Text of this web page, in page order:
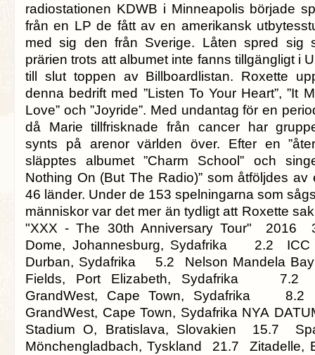
radiostationen KDWB i Minneapolis började
från en LP de fått av en amerikansk
med sig den från Sverige. Låten spred sig
prärien trots att albumet inte fanns tillgängligt i
till slut toppen av Billboardlistan. Roxette
denna bedrift med ”Listen To Your Heart”, ”It
Love” och ”Joyride”. Med undantag för en
då Marie tillfrisknade från cancer har
synts på arenor världen över. Efter en
släpptes albumet ”Charm School” och
Nothing On (But The Radio)” som åtföljdes av
46 länder. Under de 153 spelningarna som
människor var det mer än tydligt att Roxette
"XXX - The 30th Anniversary Tour" 2016
Dome, Johannesburg, Sydafrika 2.2 ICC
Durban, Sydafrika 5.2 Nelson Mandela Bay
Fields, Port Elizabeth, Sydafrika 7.2
GrandWest, Cape Town, Sydafrika 8.2
GrandWest, Cape Town, Sydafrika NYA
Stadium O, Bratislava, Slovakien 15.7
Mönchengladbach, Tyskland 21.7 Zitadelle,